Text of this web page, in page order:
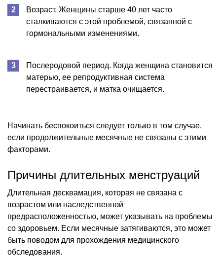
Возраст. Женщины старше 40 лет часто
сталкиваются с этой проблемой, связанной с
гормональными изменениями.
Послеродовой период. Когда женщина становится
матерью, ее репродуктивная система
перестраивается, и матка очищается.
Начинать беспокоиться следует только в том случае,
если продолжительные месячные не связаны с этими
факторами.
Причины длительных менструаций
Длительная десквамация, которая не связана с
возрастом или наследственной
предрасположенностью, может указывать на проблемы
со здоровьем. Если месячные затягиваются, это может
быть поводом для прохождения медицинского
обследования.